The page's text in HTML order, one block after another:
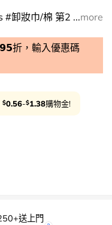
卸妝巾/棉 第2 ...more
折，輸入優惠碼
$0.56-$1.38購物金!
送上門